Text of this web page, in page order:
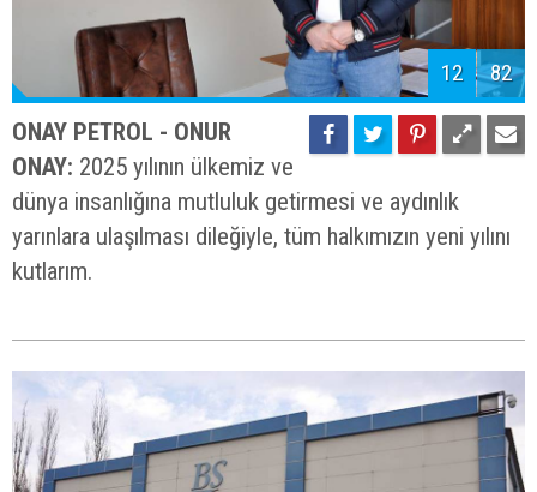
12 82
ONAY PETROL - ONUR
ONAY: 2025 yılının ülkemiz ve
dünya insanlığına mutluluk getirmesi ve aydınlık
yarınlara ulaşılması dileğiyle, tüm halkımızın yeni yılını
kutlarım.